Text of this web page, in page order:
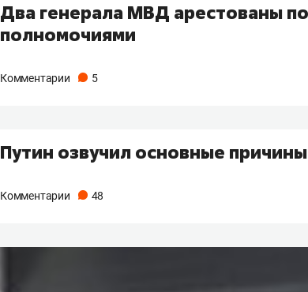
Два генерала МВД арестованы
полномочиями
Комментарии 5
Путин озвучил основные
Комментарии 48